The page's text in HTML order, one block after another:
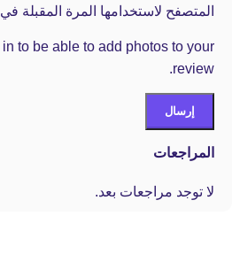
المراجعات
لا توجد مراجعات بعد.
المتصفح لاستخدامها المرة المقبلة
to be able to add photos to your
review.